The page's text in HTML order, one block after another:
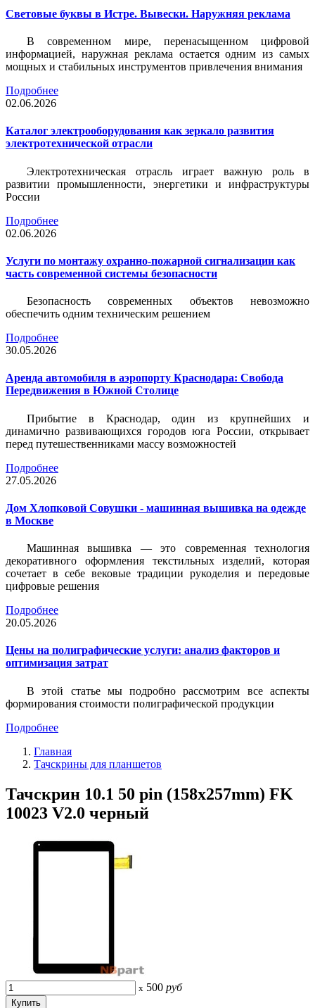
Световые буквы в Истре. Вывески. Наружняя реклама
В современном мире, перенасыщенном цифровой
информацией, наружная реклама остается одним из самых
мощных и стабильных инструментов привлечения внимания
Подробнее
02.06.2026
Каталог электрооборудования как зеркало развития
электротехнической отрасли
Электротехническая отрасль играет важную роль в
развитии промышленности, энергетики и инфраструктуры
России
Подробнее
02.06.2026
Услуги по монтажу охранно-пожарной сигнализации как
часть современной системы безопасности
Безопасность современных объектов невозможно
обеспечить одним техническим решением
Подробнее
30.05.2026
Аренда автомобиля в аэропорту Краснодара: Свобода
Передвижения в Южной Столице
Прибытие в Краснодар, один из крупнейших и
динамично развивающихся городов юга России, открывает
перед путешественниками массу возможностей
Подробнее
27.05.2026
Дом Хлопковой Совушки - машинная вышивка на одежде
в Москве
Машинная вышивка — это современная технология
декоративного оформления текстильных изделий, которая
сочетает в себе вековые традиции рукоделия и передовые
цифровые решения
Подробнее
20.05.2026
Цены на полиграфические услуги: анализ факторов и
оптимизация затрат
В этой статье мы подробно рассмотрим все аспекты
формирования стоимости полиграфической продукции
Подробнее
Главная
Тачскрины для планшетов
Тачскрин 10.1 50 pin (158x257mm) FK
10023 V2.0 черный
x 500 руб